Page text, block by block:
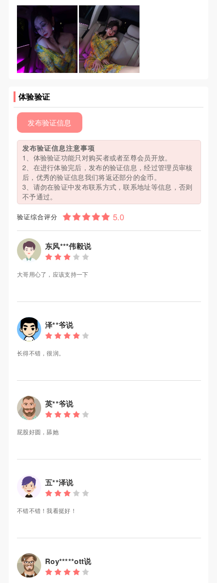
体验验证
发布验证信息
发布验证信息注意事项
1、体验验证功能只对购买者或者至尊会员开放。
2、在进行体验完后，发布的验证信息，经过管理员审核
后，优秀的验证信息我们将返还部分的金币。
3、请勿在验证中发布联系方式，联系地址等信息，否则
不予通过。
验证综合评分
东风***伟毅说
大哥用心了，应该支持一下
泽**爷说
长得不错，很润。
英**爷说
屁股好圆，舔她
五**泽说
不错不错！我看挺好！
Roy*****ott说